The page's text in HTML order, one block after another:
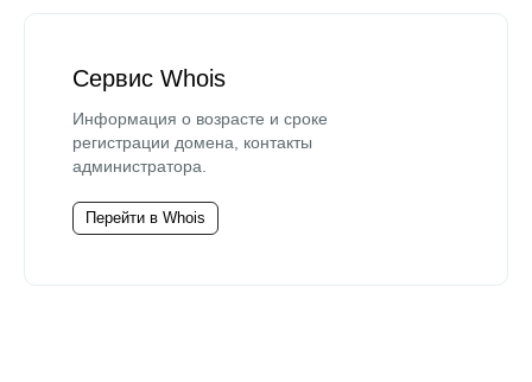
Сервис Whois
Информация о возрасте и сроке
регистрации домена, контакты
администратора.
Перейти в Whois